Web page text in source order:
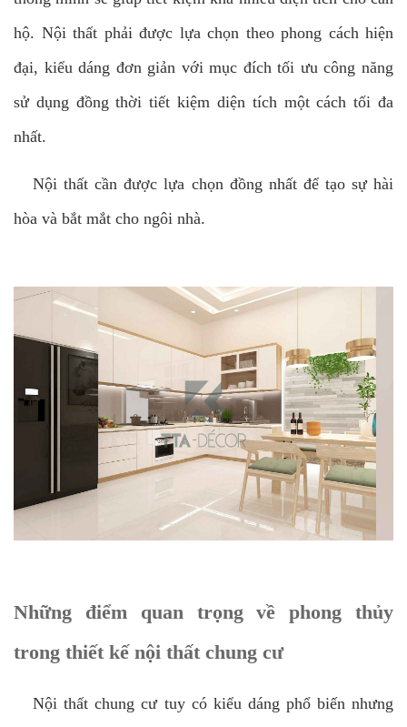
hộ. Nội thất phải được lựa chọn theo phong cách hiện
đại, kiểu dáng đơn giản với mục đích tối ưu công năng
sử dụng đồng thời tiết kiệm diện tích một cách tối đa
nhất.
Nội thất cần được lựa chọn đồng nhất để tạo sự hài
hòa và bắt mắt cho ngôi nhà.
Những điểm quan trọng về phong thủy
trong thiết kế nội thất chung cư
Nội thất chung cư tuy có kiểu dáng phổ biến nhưng